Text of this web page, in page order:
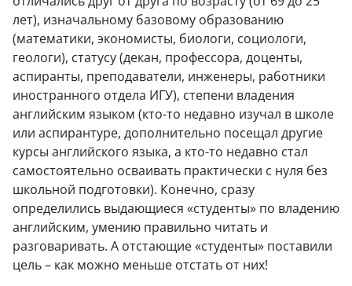
лет), изначальному базовому образованию
(математики, экономисты, биологи, социологи,
геологи), статусу (декан, профессора, доценты,
аспиранты, преподаватели, инженеры, работники
иностранного отдела ИГУ), степени владения
английским языком (кто-то недавно изучал в школе
или аспирантуре, дополнительно посещал другие
курсы английского языка, а кто-то недавно стал
самостоятельно осваивать практически с нуля без
школьной подготовки). Конечно, сразу
определились выдающиеся «студенты» по владению
английским, умению правильно читать и
разговаривать. А отстающие «студенты» поставили
цель – как можно меньше отстать от них!